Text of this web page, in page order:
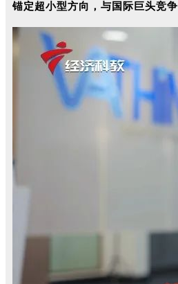
锚定超小型方向，与国际巨头竞争